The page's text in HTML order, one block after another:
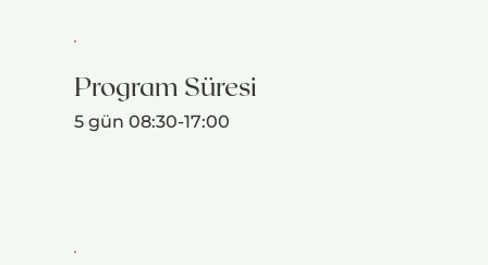
Program Süresi
5 gün 08:30-17:00